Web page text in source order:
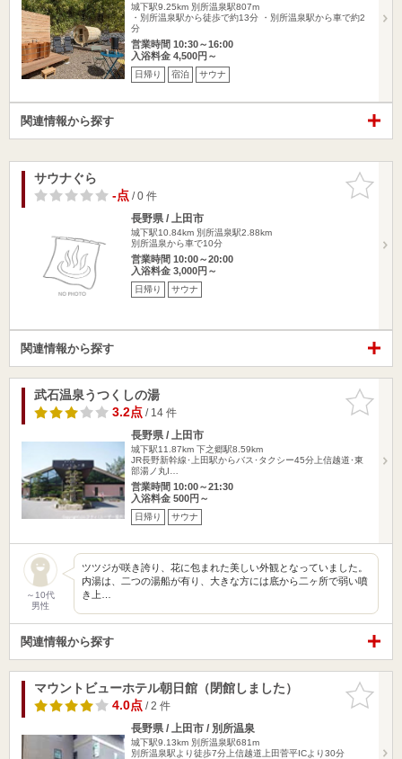
城下駅9.25km 別所温泉駅807m
・別所温泉駅から徒歩で約13分 ・別所温泉駅から車で約2
分
営業時間 10:30～16:00
入浴料金 4,500円～
日帰り 宿泊 サウナ
関連情報から探す
お気に入
りに追加
サウナぐら
-点/ 0 件
長野県 / 上田市
城下駅10.84km 別所温泉駅2.88km
別所温泉から車で10分
営業時間 10:00～20:00
入浴料金 3,000円～
日帰り サウナ
関連情報から探す
お気に入
りに追加
武石温泉うつくしの湯
3.2点/ 14 件
長野県 / 上田市
城下駅11.87km 下之郷駅8.59km
JR長野新幹線･上田駅からバス･タクシー45分上信越道･東
部湯ノ丸I…
営業時間 10:00～21:30
入浴料金 500円～
日帰り サウナ
～10代
男性
ツツジが咲き誇り、花に包まれた美しい外観となっていました。
内湯は、二つの湯船が有り、大きな方には底から二ヶ所で弱い噴
き上…
関連情報から探す
お気に入
りに追加
マウントビューホテル朝日館（閉館しました）
4.0点/ 2 件
長野県 / 上田市 / 別所温泉
城下駅9.13km 別所温泉駅681m
別所温泉駅より徒歩7分上信越道上田菅平ICより30分